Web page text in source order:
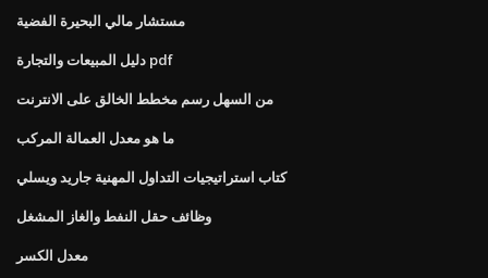
مستشار مالي البحيرة الفضية
دليل المبيعات والتجارة pdf
من السهل رسم مخطط الخالق على الانترنت
ما هو معدل العمالة المركب
كتاب استراتيجيات التداول المهنية جاريد ويسلي
وظائف حقل النفط والغاز المشغل
معدل الكسر